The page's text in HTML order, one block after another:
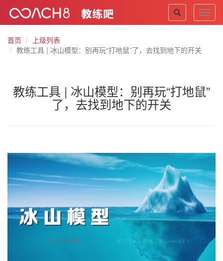
首页
上级列表
教练工具 | 冰山模型：别再玩“打地鼠”了，去找到地下的开关
教练工具 | 冰山模型：别再玩“打地鼠”
了，去找到地下的开关